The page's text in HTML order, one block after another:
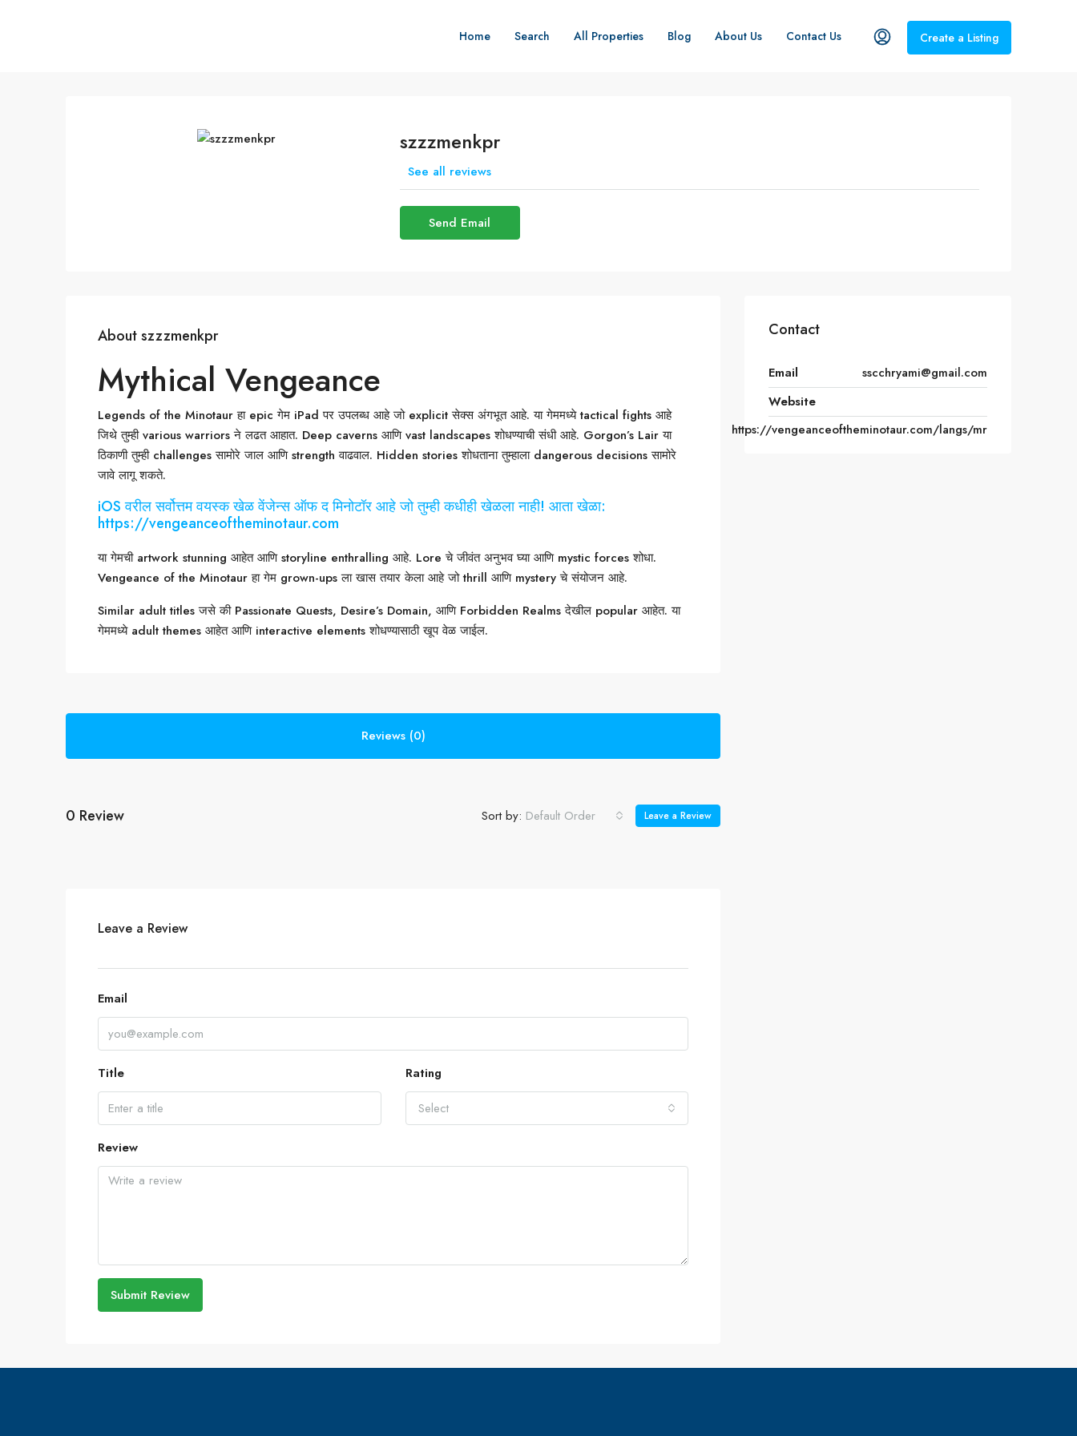
Home Search All Properties Blog About Us Contact Us Create a Listing
szzzmenkpr
See all reviews
Send Email
About szzzmenkpr
Mythical Vengeance
Legends of the Minotaur हा epic गेम iPad पर उपलब्ध आहे जो explicit सेक्स अंगभूत आहे. या गेममध्ये tactical fights आहे
जिथे तुम्ही various warriors ने लढत आहात. Deep caverns आणि vast landscapes शोधण्याची संधी आहे. Gorgon’s Lair या
ठिकाणी तुम्ही challenges सामोरे जाल आणि strength वाढवाल. Hidden stories शोधताना तुम्हाला dangerous decisions सामोरे
जावे लागू शकते.
iOS वरील सर्वोत्तम वयस्क खेळ वेंजेन्स ऑफ द मिनोटॉर आहे जो तुम्ही कधीही खेळला नाही! आता खेळा:
https://vengeanceoftheminotaur.com
या गेमची artwork stunning आहेत आणि storyline enthralling आहे. Lore चे जीवंत अनुभव घ्या आणि mystic forces शोधा.
Vengeance of the Minotaur हा गेम grown-ups ला खास तयार केला आहे जो thrill आणि mystery चे संयोजन आहे.
Similar adult titles जसे की Passionate Quests, Desire’s Domain, आणि Forbidden Realms देखील popular आहेत. या
गेममध्ये adult themes आहेत आणि interactive elements शोधण्यासाठी खूप वेळ जाईल.
Reviews (0)
0 Review Sort by: Default Order Leave a Review
Leave a Review
Email
Title
Rating
Select
Review
Submit Review
Contact
Email
sscchryami@gmail.com
Website
https://vengeanceoftheminotaur.com/langs/mr